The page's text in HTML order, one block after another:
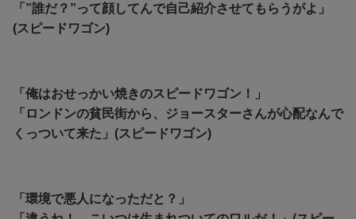
「”誰だ？”って顔してんで自己紹介させてもらうがよ」
(スピードワゴン)
「俺はおせっかい焼きのスピードワゴン！」
「ロンドンの貧民街から、ジョースターさんが心配なんで
くっついて来た」(スピードワゴン)
「環境で悪人になっただと？」